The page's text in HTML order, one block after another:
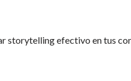
storytelling efectivo en tus